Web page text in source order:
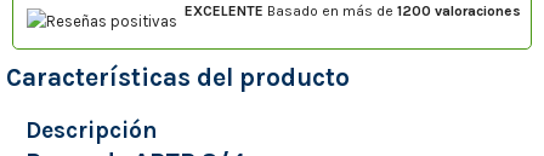
EXCELENTE Basado en más de 1200 valoraciones
Características del producto
Descripción